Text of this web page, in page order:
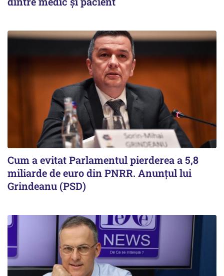
Cum a evitat Parlamentul pierderea a 5,8
miliarde de euro din PNRR. Anunțul lui
Grindeanu (PSD)